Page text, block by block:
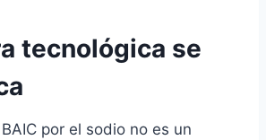
tecnológica se
por el sodio no es un